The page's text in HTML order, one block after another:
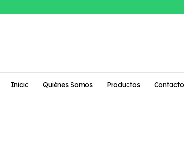
Inicio Quiénes Somos Productos Contacto